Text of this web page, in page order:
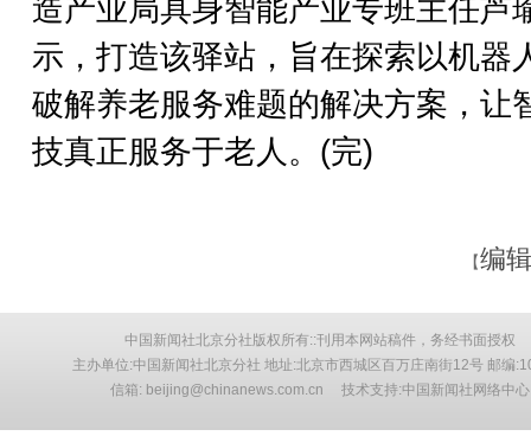
造产业局具身智能产业专班主任芦
示，打造该驿站，旨在探索以机器
破解养老服务难题的解决方案，让
技真正服务于老人。(完)
【编
中国新闻社北京分社版权所有::刊用本网站稿件，务经书面授权
主办单位:中国新闻社北京分社 地址:北京市西城区百万庄南街12号 邮编
信箱: beijing@chinanews.com.cn 技术支持:中国新闻社网络中心